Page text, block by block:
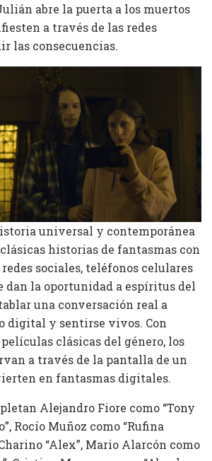
abre la puerta a los muertos
a través de las redes
las consecuencias.
universal y contemporánea
historias de fantasmas con
sociales, teléfonos celulares
dan la oportunidad a espíritus del
una conversación real a
digital y sentirse vivos. Con
clásicas del género, los
a través de la pantalla de un
en fantasmas digitales.
Alejandro Fiore como “Tony
Rocío Muñoz como “Rufina
“Alex”, Mario Alarcón como